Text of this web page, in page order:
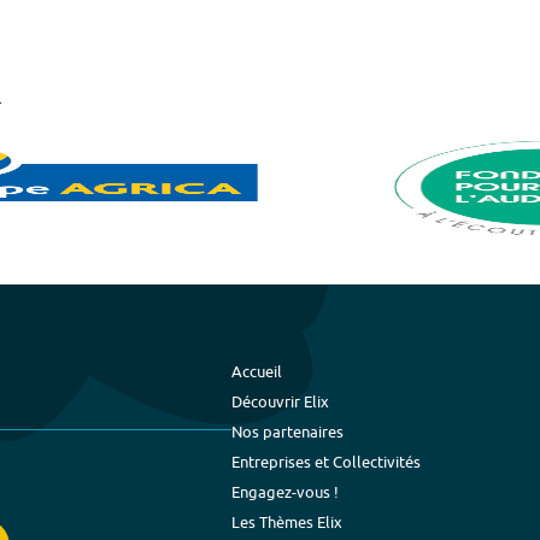
Accueil
Découvrir Elix
Nos partenaires
Entreprises et Collectivités
Engagez-vous !
Les Thèmes Elix